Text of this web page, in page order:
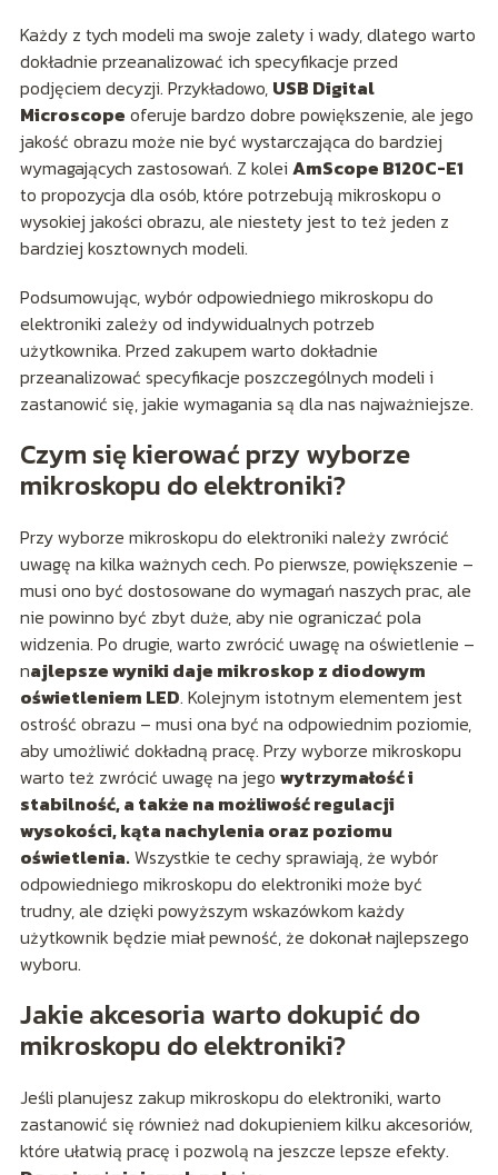
Każdy z tych modeli ma swoje zalety i wady, dlatego warto
dokładnie przeanalizować ich specyfikacje przed
podjęciem decyzji. Przykładowo, USB Digital
Microscope oferuje bardzo dobre powiększenie, ale jego
jakość obrazu może nie być wystarczająca do bardziej
wymagających zastosowań. Z kolei AmScope B120C-E1
to propozycja dla osób, które potrzebują mikroskopu o
wysokiej jakości obrazu, ale niestety jest to też jeden z
bardziej kosztownych modeli.
Podsumowując, wybór odpowiedniego mikroskopu do
elektroniki zależy od indywidualnych potrzeb
użytkownika. Przed zakupem warto dokładnie
przeanalizować specyfikacje poszczególnych modeli i
zastanowić się, jakie wymagania są dla nas najważniejsze.
Czym się kierować przy wyborze
mikroskopu do elektroniki?
Przy wyborze mikroskopu do elektroniki należy zwrócić
uwagę na kilka ważnych cech. Po pierwsze, powiększenie –
musi ono być dostosowane do wymagań naszych prac, ale
nie powinno być zbyt duże, aby nie ograniczać pola
widzenia. Po drugie, warto zwrócić uwagę na oświetlenie –
najlepsze wyniki daje mikroskop z diodowym
oświetleniem LED. Kolejnym istotnym elementem jest
ostrość obrazu – musi ona być na odpowiednim poziomie,
aby umożliwić dokładną pracę. Przy wyborze mikroskopu
warto też zwrócić uwagę na jego wytrzymałość i
stabilność, a także na możliwość regulacji
wysokości, kąta nachylenia oraz poziomu
oświetlenia.Wszystkie te cechy sprawiają, że wybór
odpowiedniego mikroskopu do elektroniki może być
trudny, ale dzięki powyższym wskazówkom każdy
użytkownik będzie miał pewność, że dokonał najlepszego
wyboru.
Jakie akcesoria warto dokupić do
mikroskopu do elektroniki?
Jeśli planujesz zakup mikroskopu do elektroniki, warto
zastanowić się również nad dokupieniem kilku akcesoriów,
które ułatwią pracę i pozwolą na jeszcze lepsze efekty.